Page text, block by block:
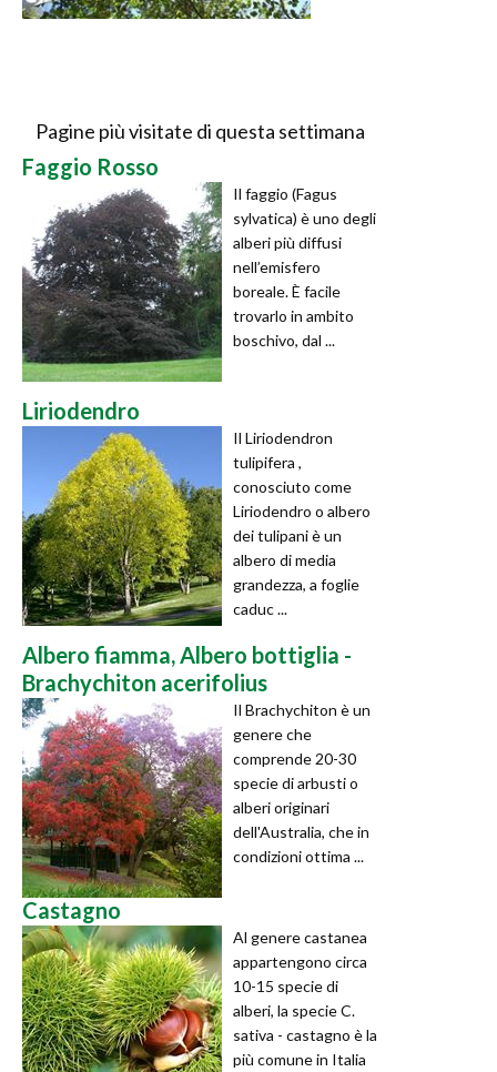
Pagine più visitate di questa settimana
Faggio Rosso
Il faggio (Fagus
sylvatica) è uno degli
alberi più diffusi
nell’emisfero
boreale. È facile
trovarlo in ambito
boschivo, dal ...
Liriodendro
Il Liriodendron
tulipifera ,
conosciuto come
Liriodendro o albero
dei tulipani è un
albero di media
grandezza, a foglie
caduc ...
Albero fiamma, Albero bottiglia -
Brachychiton acerifolius
Il Brachychiton è un
genere che
comprende 20-30
specie di arbusti o
alberi originari
dell'Australia, che in
condizioni ottima ...
Castagno
Al genere castanea
appartengono circa
10-15 specie di
alberi, la specie C.
sativa - castagno è la
più comune in Italia